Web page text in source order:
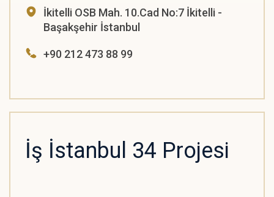
İkitelli OSB Mah. 10.Cad No:7 İkitelli -
Başakşehir İstanbul
+90 212 473 88 99
İş İstanbul 34 Projesi